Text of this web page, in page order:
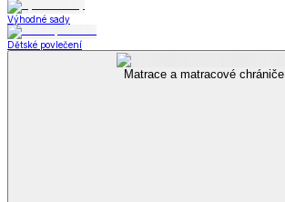
Výhodné sady
Dětské povlečení
Matrace a matracové chrániče